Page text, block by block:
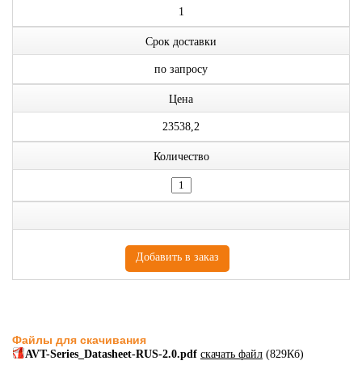
1
Срок доставки
по запросу
Цена
23538,2
Количество
Файлы для скачивания
AVT-Series_Datasheet-RUS-2.0.pdf скачать файл (829Кб)